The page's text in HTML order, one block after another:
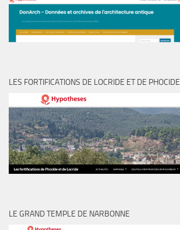
LES FORTIFICATIONS DE LOCRIDE ET DE PHOCIDE
LE GRAND TEMPLE DE NARBONNE